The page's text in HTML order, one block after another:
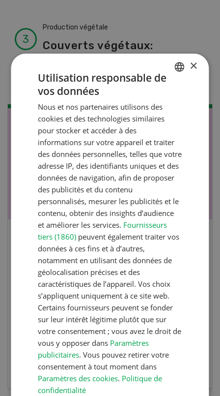
Production végétale
Couverts végétaux:
objectifs clairs, bénéfices
durables
NOV
17 -
JAN
26
Cours spécialisé Aquaculture
Vous élevez des poissons ou songez à le faire?
Ce cours vous équipe du savoir nécessaire. Si
vous effectuez aussi un stage pratique, votre
diplôme est reconnu officiellement et vous
habilite à détenir des poissons à titre
professionnel.
EN SAVOIR PLUS
×
Utilisation responsable de
vos données
Nous et nos partenaires utilisons des
cookies et des technologies similaires
pour stocker et accéder à des
informations sur votre appareil et traiter
des données personnelles, telles que votre
adresse IP, des identifiants uniques et des
données de navigation, afin de proposer
des publicités et du contenu
personnalisés, mesurer les publicités et le
contenu, obtenir des insights d’audience
et améliorer les services. Fournisseurs
tiers (1860) peuvent également traiter vos
données à ces fins et à d’autres,
notamment en utilisant des données de
géolocalisation précises et des
caractéristiques de l’appareil. Vos choix
s’appliquent uniquement à ce site web.
Certains fournisseurs peuvent se fonder
sur leur intérêt légitime plutôt que sur
votre consentement ; vous avez le droit de
vous y opposer dans Paramètres
publicitaires. Vous pouvez retirer votre
consentement à tout moment dans
Paramètres des cookies. Politique de
confidentialité